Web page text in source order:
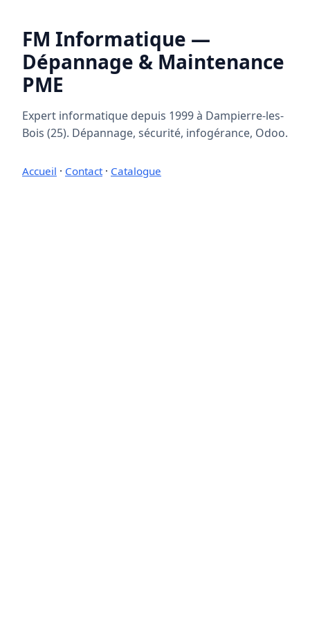
FM Informatique —
Dépannage & Maintenance
PME
Expert informatique depuis 1999 à Dampierre-les-
Bois (25). Dépannage, sécurité, infogérance, Odoo.
Accueil · Contact· Catalogue